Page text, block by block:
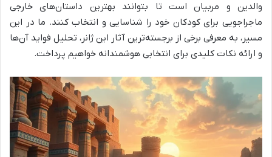
والدین و مربیان است تا بتوانند بهترین داستان‌های خارجی
ماجراجویی برای کودکان خود را شناسایی و انتخاب کنند. ما در این
مسیر، به معرفی برخی از برجسته‌ترین آثار این ژانر، تحلیل فواید آن‌ها
و ارائه نکات کلیدی برای انتخابی هوشمندانه خواهیم پرداخت.